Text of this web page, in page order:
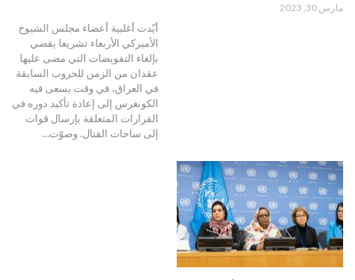
مارس 30, 2023
أيّدت أغلبية أعضاء مجلس الشيوخ
الأميركي الأربعاء تشريعا يقضي
بإلغاء التفويضات التي مضى عليها
عقدان من الزمن للحروب السابقة
في العراق، في وقت يسعى فيه
الكونغرس إلى إعادة تأكيد دوره في
القرارات المتعلقة بإرسال قوات
إلى ساحات القتال. وصوّت…